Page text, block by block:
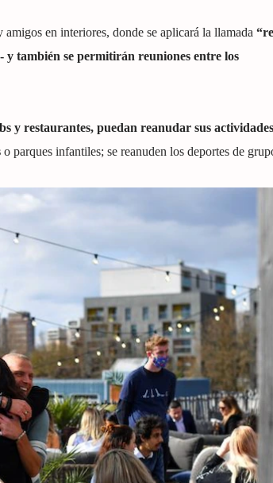
en interiores, donde se aplicará la llamada
y también se permitirán reuniones entre los
y restaurantes, puedan reanudar sus
o parques infantiles; se reanuden los deportes de